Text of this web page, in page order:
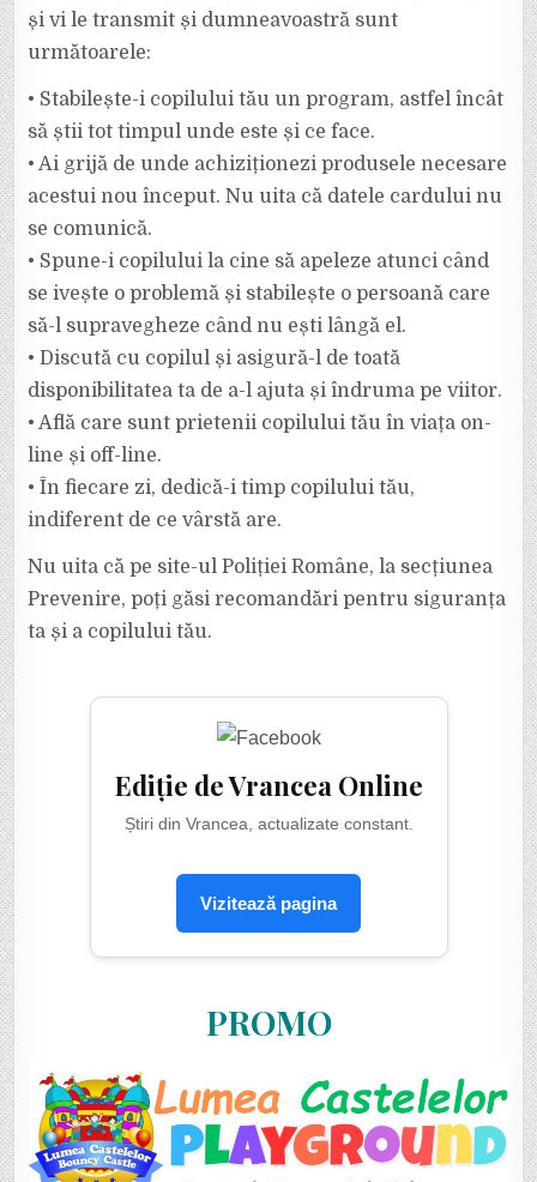
și vi le transmit și dumneavoastră sunt
următoarele:
• Stabilește-i copilului tău un program, astfel încât
să știi tot timpul unde este și ce face.
• Ai grijă de unde achiziționezi produsele necesare
acestui nou început. Nu uita că datele cardului nu
se comunică.
• Spune-i copilului la cine să apeleze atunci când
se ivește o problemă și stabilește o persoană care
să-l supravegheze când nu ești lângă el.
• Discută cu copilul și asigură-l de toată
disponibilitatea ta de a-l ajuta și îndruma pe viitor.
• Află care sunt prietenii copilului tău în viața on-
line și off-line.
• În fiecare zi, dedică-i timp copilului tău,
indiferent de ce vârstă are.
Nu uita că pe site-ul Poliției Române, la secțiunea
Prevenire, poți găsi recomandări pentru siguranța
ta și a copilului tău.
Ediție de Vrancea Online
Știri din Vrancea, actualizate constant.
Vizitează pagina
PROMO